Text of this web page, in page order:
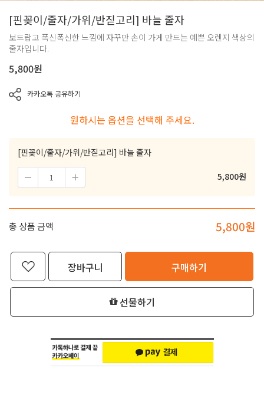
[핀꽂이/줄자/가위/반짇고리] 바늘 줄자
보드랍고 폭신폭신한 느낌에 자꾸만 손이 가게 만드는 예쁜 오렌지 색상의
줄자입니다.
5,800원
카카오톡 공유하기
원하시는 옵션을 선택해 주세요.
[핀꽂이/줄자/가위/반짇고리] 바늘 줄자
5,800원
총 상품 금액 5,800원
장바구니 구매하기
선물하기